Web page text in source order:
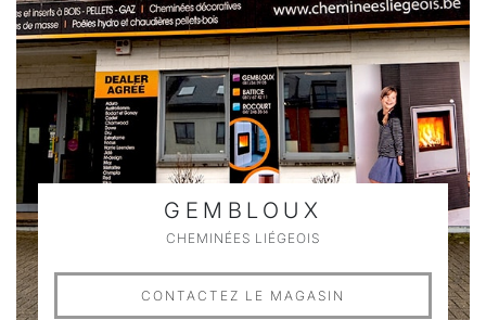
GEMBLOUX
CHEMINÉES LIÉGEOIS
CONTACTEZ LE MAGASIN